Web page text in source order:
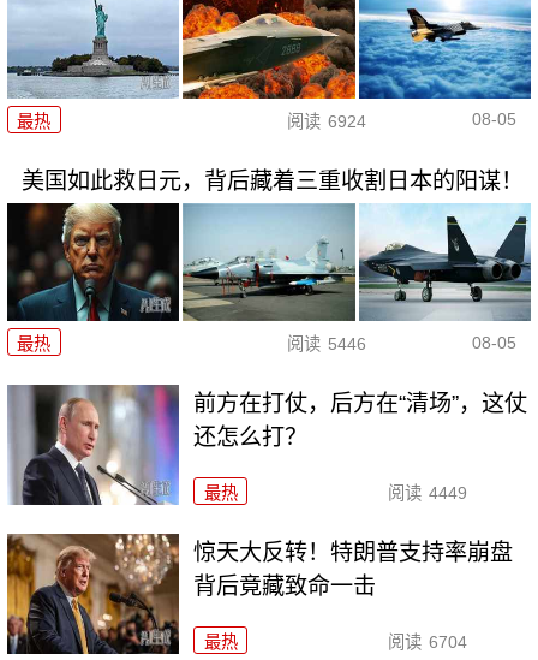
最热 阅读 6924 08-05
美国如此救日元，背后藏着三重收割日本的阳谋！
最热 阅读 5446 08-05
前方在打仗，后方在“清场”，这仗
还怎么打？
最热 阅读 4449
惊天大反转！特朗普支持率崩盘
背后竟藏致命一击
最热 阅读 6704